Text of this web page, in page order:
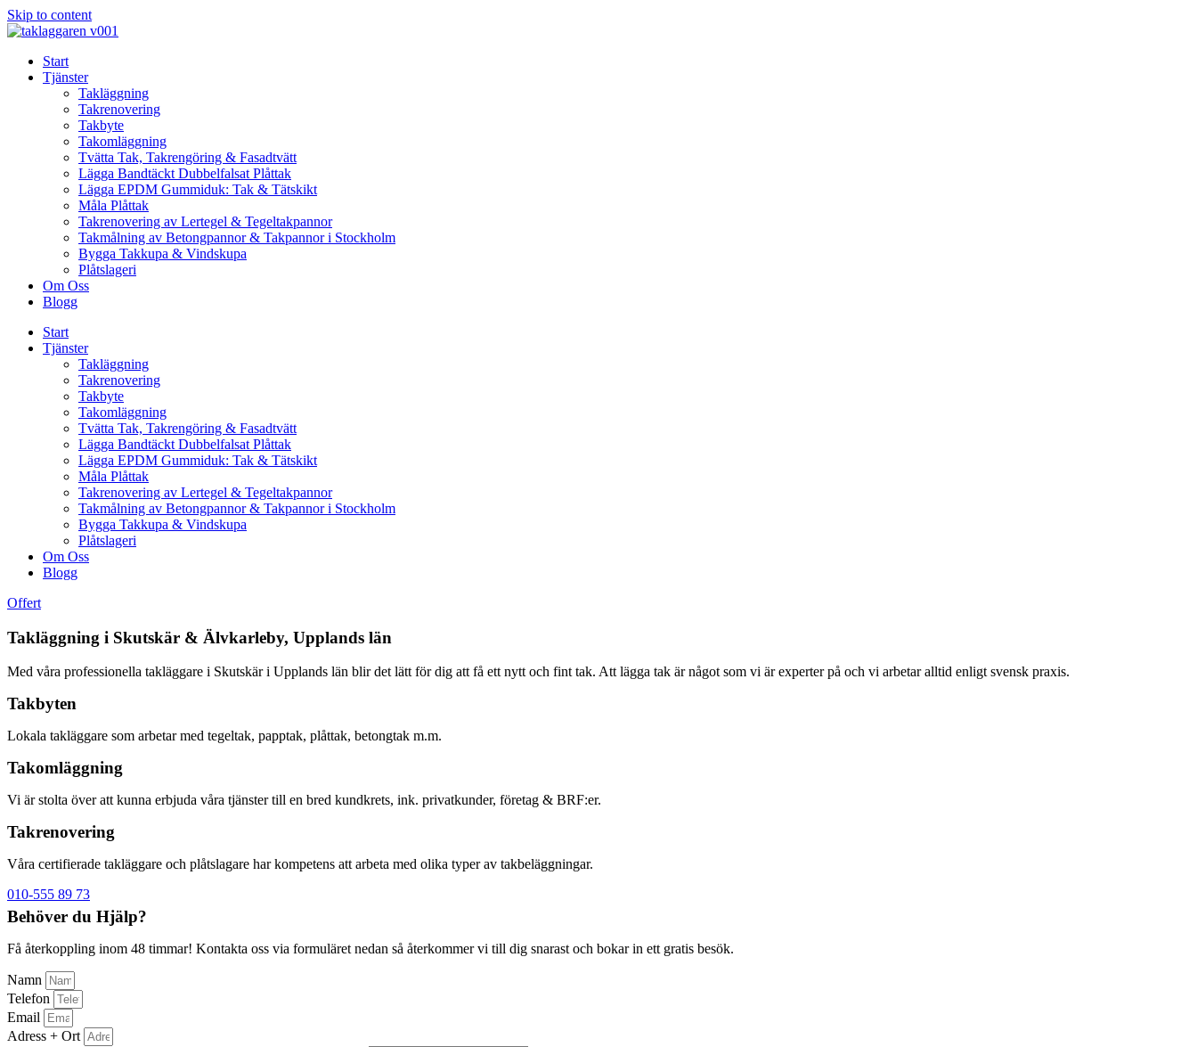
Skip to content
Start
Tjänster
Takläggning
Takrenovering
Takbyte
Takomläggning
Tvätta Tak, Takrengöring & Fasadtvätt
Lägga Bandtäckt Dubbelfalsat Plåttak
Lägga EPDM Gummiduk: Tak & Tätskikt
Måla Plåttak
Takrenovering av Lertegel & Tegeltakpannor
Takmålning av Betongpannor & Takpannor i Stockholm
Bygga Takkupa & Vindskupa
Plåtslageri
Om Oss
Blogg
Start
Tjänster
Takläggning
Takrenovering
Takbyte
Takomläggning
Tvätta Tak, Takrengöring & Fasadtvätt
Lägga Bandtäckt Dubbelfalsat Plåttak
Lägga EPDM Gummiduk: Tak & Tätskikt
Måla Plåttak
Takrenovering av Lertegel & Tegeltakpannor
Takmålning av Betongpannor & Takpannor i Stockholm
Bygga Takkupa & Vindskupa
Plåtslageri
Om Oss
Blogg
Offert
Takläggning i Skutskär & Älvkarleby, Upplands län
Med våra professionella takläggare i Skutskär i Upplands län blir det lätt för dig att få ett nytt och fint tak. Att lägga tak är något som vi är experter på och vi arbetar alltid enligt svensk praxis.
Takbyten
Lokala takläggare som arbetar med tegeltak, papptak, plåttak, betongtak m.m.
Takomläggning
Vi är stolta över att kunna erbjuda våra tjänster till en bred kundkrets, ink. privatkunder, företag & BRF:er.
Takrenovering
Våra certifierade takläggare och plåtslagare har kompetens att arbeta med olika typer av takbeläggningar.
010-555 89 73
Behöver du Hjälp?
Få återkoppling inom 48 timmar! Kontakta oss via formuläret nedan så återkommer vi till dig snarast och bokar in ett gratis besök.
Namn
Telefon
Email
Adress + Ort